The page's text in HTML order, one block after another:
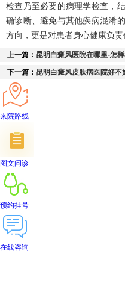
检查乃至必要的病理学检查，
确诊断、避免与其他疾病混淆
方向，更是对患者身心健康负责
上一篇： 昆明白癜风医院在哪里-怎
下一篇： 昆明白癜风皮肤病医院好
来院路线
图文问诊
预约挂号
在线咨询